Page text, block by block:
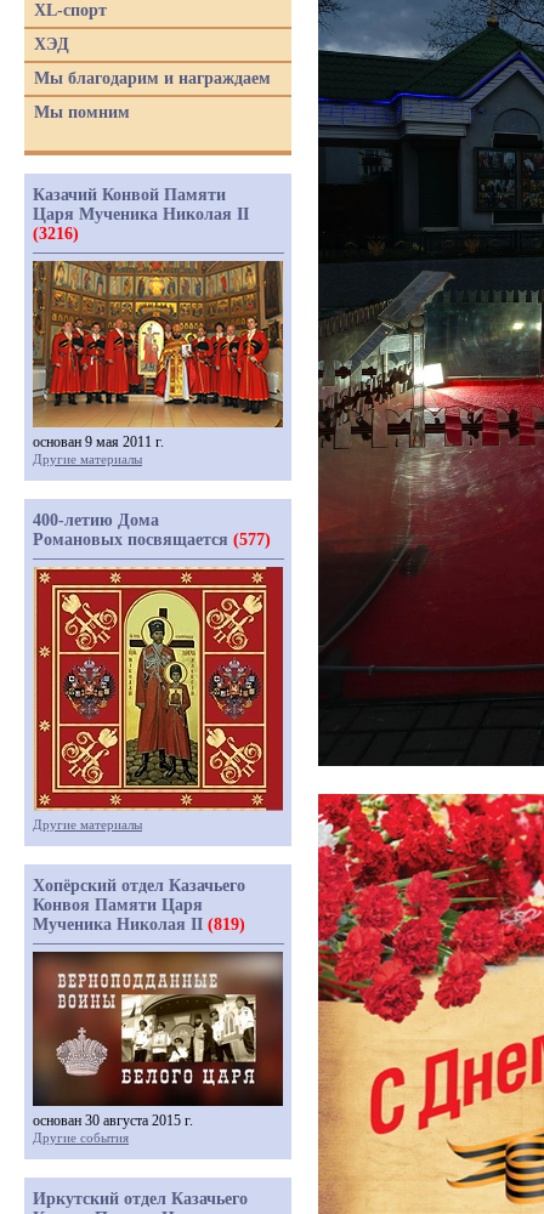
XL-спорт
ХЭД
Мы благодарим и награждаем
Мы помним
Казачий Конвой Памяти
Царя Мученика Николая II
(3216)
основан 9 мая 2011 г.
Другие материалы
400-летию Дома
Романовых посвящается (577)
Другие материалы
Хопёрский отдел Казачьего
Конвоя Памяти Царя
Мученика Николая II (819)
основан 30 августа 2015 г.
Другие события
Иркутский отдел Казачьего